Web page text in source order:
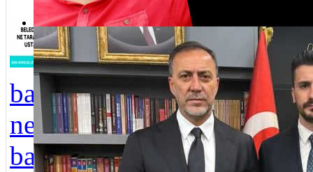
Üsküdar CHP İlçe Başkanı Berk Tütüncü istifa etti
Seri halinde
1984 yılından
başlayan ''Belediye
ne taraf ta usta''
başlıklı makaleler